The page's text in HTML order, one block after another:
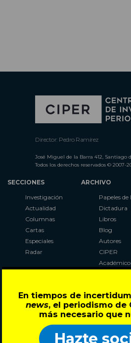
En tiempos de
news, el periodismo de
más necesario que
Hazte
Director: Pedro Ramírez
José Miguel de la Barra 412, Santiago
Todos los derechos reservados © 2007-
SECCIONES
Investigación
Actualidad
Columnas
Cartas
Especiales
Radar
ARCHIVO
Papeles de
Dictadura
Libros
Blog
Autores
CIPER
Académico
Al
con CIPER